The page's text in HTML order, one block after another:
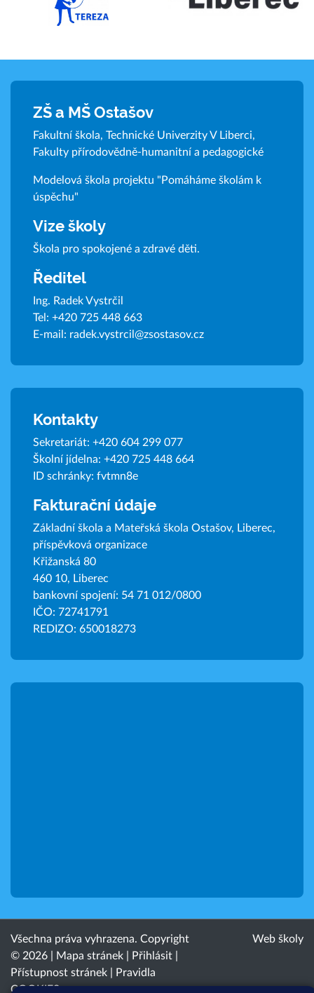
ZŠ a MŠ Ostašov
Fakultní škola, Technické Univerzity V Liberci,
Fakulty přírodovědně-humanitní a pedagogické
Modelová škola projektu "Pomáháme školám k
úspěchu"
Vize školy
Škola pro spokojené a zdravé děti.
Ředitel
Ing. Radek Vystrčil
Tel: +420 725 448 663
E-mail: radek.vystrcil@zsostasov.cz
Kontakty
Sekretariát: +420 604 299 077
Školní jídelna: +420 725 448 664
ID schránky: fvtmn8e
Fakturační údaje
Základní škola a Mateřská škola Ostašov, Liberec,
příspěvková organizace
Křižanská 80
460 10, Liberec
bankovní spojení: 54 71 012/0800
IČO: 72741791
REDIZO: 650018273
Všechna práva vyhrazena. Copyright
© 2026 |
Mapa stránek Přihlásit
Přístupnost stránek
Pravidla
COOKIES
Web školy